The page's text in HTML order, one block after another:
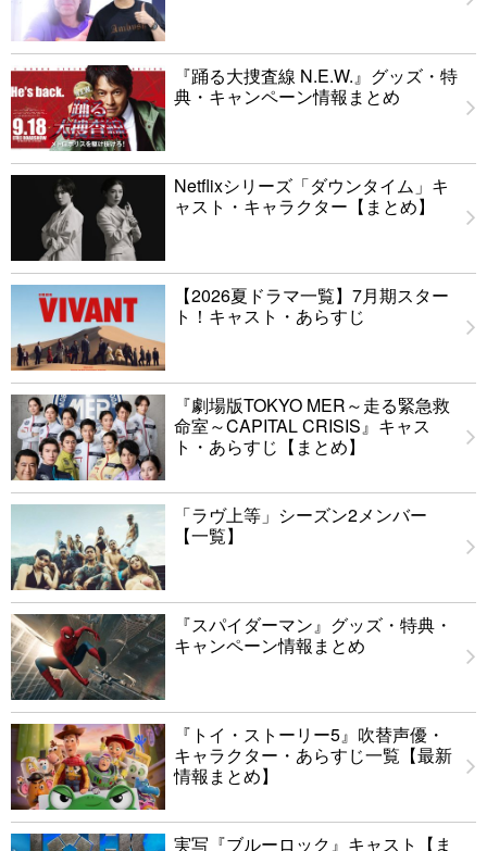
『踊る大捜査線 N.E.W.』グッズ・特
典・キャンペーン情報まとめ
Netflixシリーズ「ダウンタイム」キ
ャスト・キャラクター【まとめ】
【2026夏ドラマ一覧】7月期スター
ト！キャスト・あらすじ
『劇場版TOKYO MER～走る緊急救
命室～CAPITAL CRISIS』キャス
ト・あらすじ【まとめ】
「ラヴ上等」シーズン2メンバー
【一覧】
『スパイダーマン』グッズ・特典・
キャンペーン情報まとめ
『トイ・ストーリー5』吹替声優・
キャラクター・あらすじ一覧【最新
情報まとめ】
実写『ブルーロック』キャスト【ま